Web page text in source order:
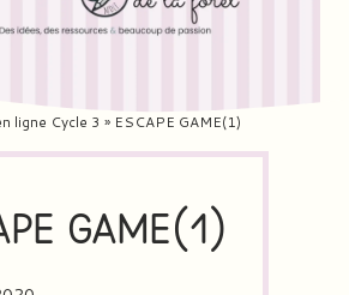
ligne Cycle 3 » ESCAPE GAME(1)
GAME(1)